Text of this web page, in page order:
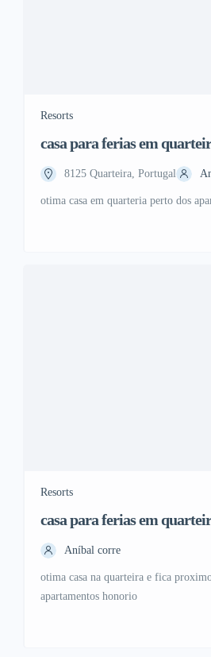
Resorts
casa para ferias em
francisco
8125 Quarteira, Portugal
otima casa em quarteria perto dos
Resorts
casa para ferias em
Aníbal corre
otima casa na quarteira e fica
apartamentos honorio